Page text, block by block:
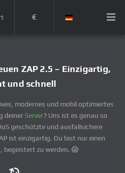
€
ZAP 2.5 – Einzigartig,
und schnell
modernes und mobil optimiertes
deiner Server? Uns ist es genau so
geschützte und ausfallsichere
ist einzigartig. Du bist nur einen
zu werden. 😱